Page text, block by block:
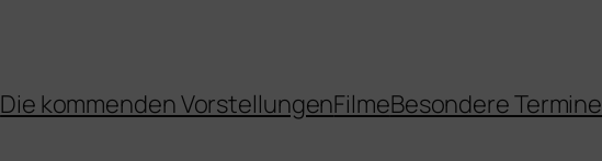
Die kommenden VorstellungenFilmeBesondere Termine